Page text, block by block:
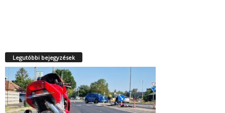
Legutóbbi bejegyzések